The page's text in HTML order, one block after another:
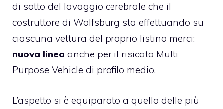
di sotto del lavaggio cerebrale che il
costruttore di Wolfsburg sta effettuando su
ciascuna vettura del proprio listino merci:
nuova linea anche per il risicato Multi
Purpose Vehicle di profilo medio.
L’aspetto si è equiparato a quello delle più